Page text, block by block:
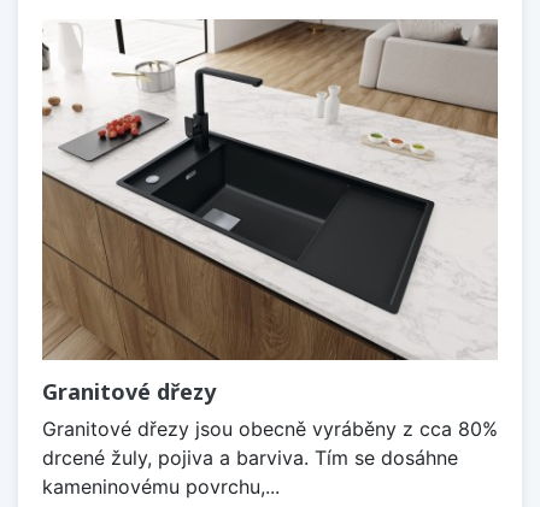
Granitové dřezy
Granitové dřezy jsou obecně vyráběny z cca 80%
drcené žuly, pojiva a barviva. Tím se dosáhne
kameninovému povrchu,...